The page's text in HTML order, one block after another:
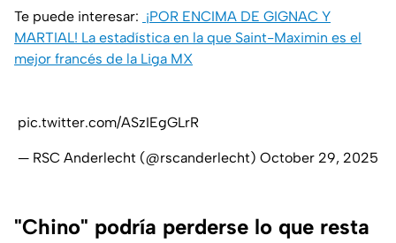
Te puede interesar: ¡POR ENCIMA DE GIGNAC Y
MARTIAL! La estadística en la que Saint-Maximin es el
mejor francés de la Liga MX
pic.twitter.com/ASzIEgGLrR
— RSC Anderlecht (@rscanderlecht) October 29, 2025
"Chino" podría perderse lo que resta